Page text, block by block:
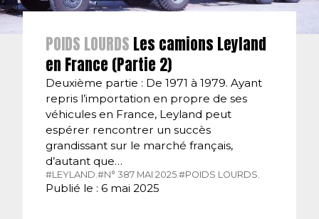
POIDS LOURDS Les camions Leyland
en France (Partie 2)
Deuxième partie : De 1971 à 1979. Ayant
repris l’importation en propre de ses
véhicules en France, Leyland peut
espérer rencontrer un succès
grandissant sur le marché français,
d’autant que…
#LEYLAND. #N° 387 MAI 2025. #POIDS LOURDS.
Publié le : 6 mai 2025